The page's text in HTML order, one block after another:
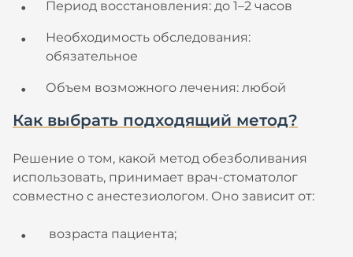
Период восстановления: до 1–2 часов
Необходимость обследования:
обязательное
Объем возможного лечения: любой
Как выбрать подходящий метод?
Решение о том, какой метод обезболивания
использовать, принимает врач-стоматолог
совместно с анестезиологом. Оно зависит от:
возраста пациента;